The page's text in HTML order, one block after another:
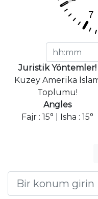
Juristik Yöntemler!
Kuzey Amerika
Toplumu!
Angles
Fajr : 15° | Isha : 15°